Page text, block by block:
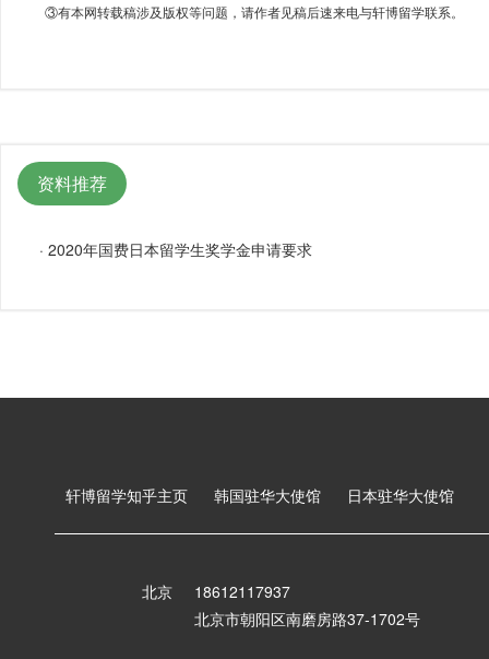
③有本网转载稿涉及版权等问题，请作者见稿后速来电与轩博留学联系。
资料推荐
· 2020年国费日本留学生奖学金申请要求
轩博留学知乎主页 韩国驻华大使馆 日本驻华大使馆
北京
18612117937
北京市朝阳区南磨房路37-1702号